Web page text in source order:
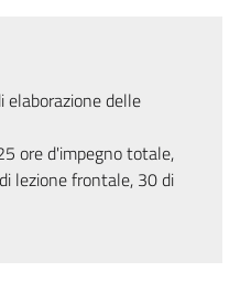
delle
ore d'impegno totale,
lezione frontale, 30 di